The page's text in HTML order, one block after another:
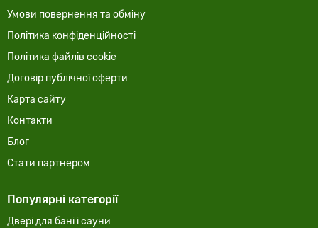
Умови повернення та обміну
Політика конфіденційності
Політика файлів cookie
Договір публічної оферти
Карта сайту
Контакти
Блог
Стати партнером
Популярні категорії
Двері для бані і сауни